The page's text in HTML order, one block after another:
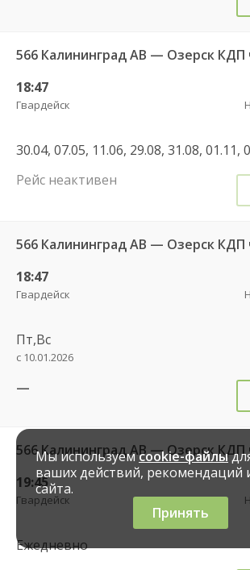
18:47
Гвардейск
30.04, 07.05, 11.06, 29.08, 31.08, 01.11,
Рейс неактивен
18:47
Гвардейск
Пт,Вс
с 10.01.2026
—
19:45
Гвардейск
Ежедневно
Мы используемcookie-файлы
ваших действий, рекомендаций
сайта.
Принять